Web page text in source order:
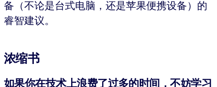
备（不论是台式电脑，还是苹果便携设备）的
睿智建议。
浓缩书
如果你在技术上浪费了过多的时间，不妨学习